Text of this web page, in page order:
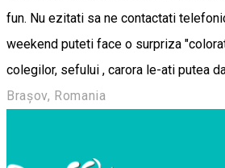
fun. Nu ezitati sa ne contactati
weekend puteti face o surpriza
colegilor, sefului , carora le-ati putea
Brașov, Romania